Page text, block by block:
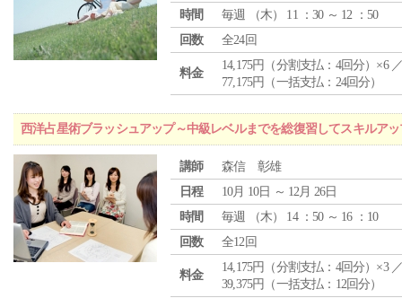
時間
毎週 （木） 11 ：30 ～ 12 ：50
回数
全24回
料金
14,175円（分割支払：4回分）×6
77,175円（一括支払：24回分）
西洋占星術ブラッシュアップ～中級レベルまでを総復習してスキルア
講師
森信 彰雄
日程
10月 10日 ～ 12月 26日
時間
毎週 （木） 14 ：50 ～ 16 ：10
回数
全12回
料金
14,175円（分割支払：4回分）×3
39,375円（一括支払：12回分）